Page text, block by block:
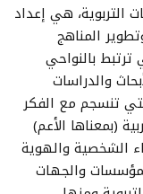
التربوية، هي إعداد
المناهج
ترتبط بالنواحي
والدراسات
تنسجم مع الفكر
(بمعناها الأعم)
الشخصية والهوية
والجهات